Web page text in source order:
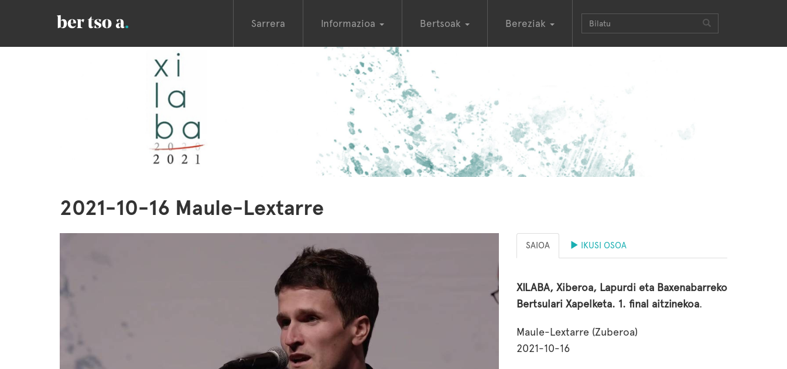
Sarrera Informazioa Bertsoak Bereziak
2021-10-16 Maule-Lextarre
SAIOA IKUSI OSOA
XILABA, Xiberoa, Lapurdi eta Baxenabarreko
Bertsulari Xapelketa. 1. final aitzinekoa.
Maule-Lextarre (Zuberoa)
2021-10-16